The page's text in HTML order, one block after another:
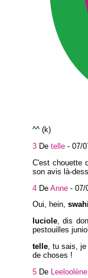
^^ (k)
3 De telle - 07/
C'est chouette
son avis là-
4 De Anne - 07/
Oui, hein,
luciole, dis
pestouilles
telle, tu sais, je
de choses !
5 De Leeloolène